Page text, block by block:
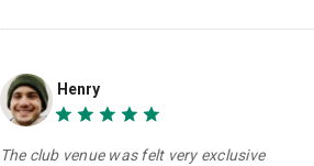
Henry
The club venue was felt very exclusive